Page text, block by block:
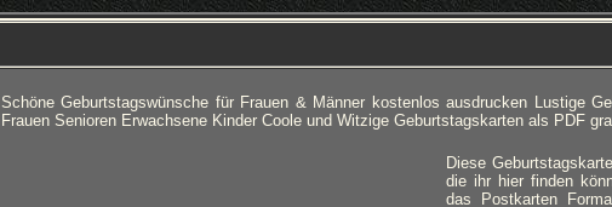
Schöne Geburtstagswünsche für Frauen & Männer kostenlos ausdrucken Lustige
Frauen Senioren Erwachsene Kinder Coole und Witzige Geburtstagskarten als PDF
Diese
die ihr hier finden
das Postkarten